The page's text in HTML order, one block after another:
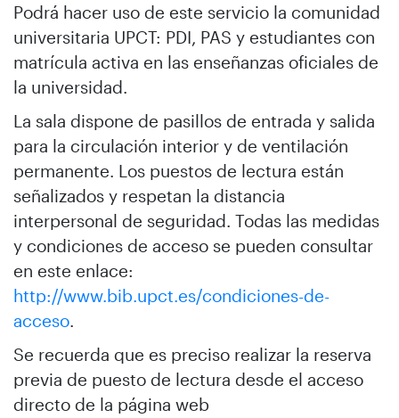
Podrá hacer uso de este servicio la comunidad
universitaria UPCT: PDI, PAS y estudiantes con
matrícula activa en las enseñanzas oficiales de
la universidad.
La sala dispone de pasillos de entrada y salida
para la circulación interior y de ventilación
permanente. Los puestos de lectura están
señalizados y respetan la distancia
interpersonal de seguridad. Todas las medidas
y condiciones de acceso se pueden consultar
en este enlace:
http://www.bib.upct.es/condiciones-de-
acceso.
Se recuerda que es preciso realizar la reserva
previa de puesto de lectura desde el acceso
directo de la página web